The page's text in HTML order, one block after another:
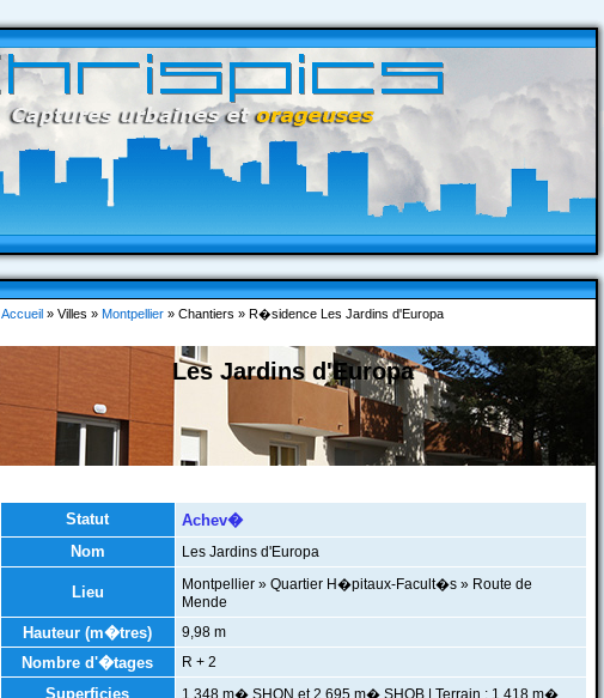
Accueil» Villes » Montpellier» Chantiers » R�sidence Les Jardins d'Europa
Les Jardins d'Europa
Statut
Achev�
Nom
Les Jardins d'Europa
Lieu
Montpellier » Quartier H�pitaux-Facult�s » Route de
Mende
Hauteur (m�tres) 9,98 m
Nombre d'�tages R + 2
Superficies 1 348 m� SHON et 2 695 m� SHOB | Terrain : 1 418 m�